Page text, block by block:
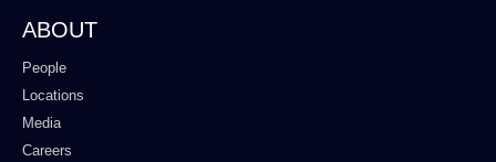
ABOUT
People
Locations
Media
Careers